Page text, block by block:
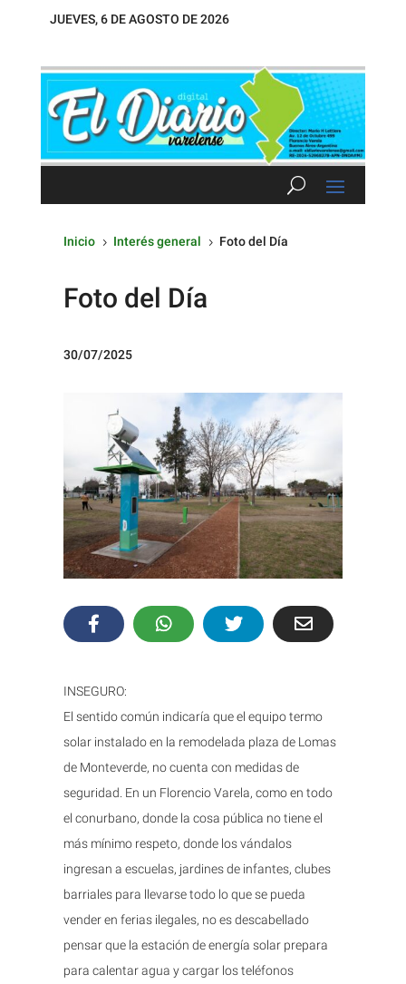
JUEVES, 6 DE AGOSTO DE 2026
Inicio 5 Interés general 5 Foto del Día
Foto del Día
30/07/2025
INSEGURO:
El sentido común indicaría que el equipo termo
solar instalado en la remodelada plaza de Lomas
de Monteverde, no cuenta con medidas de
seguridad. En un Florencio Varela, como en todo
el conurbano, donde la cosa pública no tiene el
más mínimo respeto, donde los vándalos
ingresan a escuelas, jardines de infantes, clubes
barriales para llevarse todo lo que se pueda
vender en ferias ilegales, no es descabellado
pensar que la estación de energía solar prepara
para calentar agua y cargar los teléfonos